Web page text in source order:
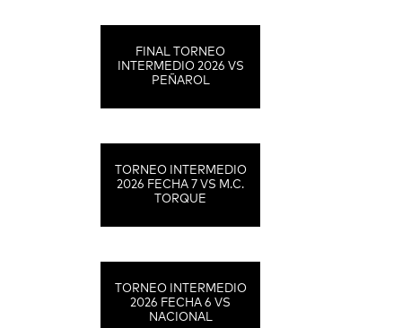
FINAL TORNEO
INTERMEDIO 2026 VS
PEÑAROL
TORNEO INTERMEDIO
2026 FECHA 7 VS M.C.
TORQUE
TORNEO INTERMEDIO
2026 FECHA 6 VS
NACIONAL